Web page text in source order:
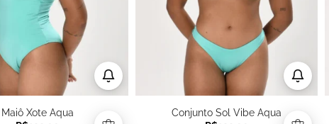
Maiô Xote Aqua
Conjunto Sol Vibe Aqua